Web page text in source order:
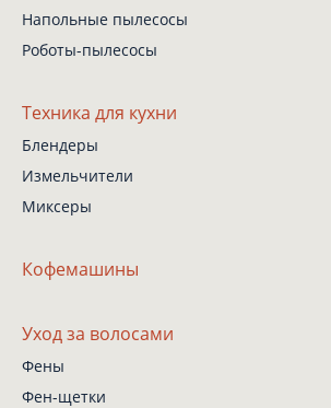
Напольные пылесосы
Роботы-пылесосы
Техника для кухни
Блендеры
Измельчители
Миксеры
Кофемашины
Уход за волосами
Фены
Фен-щетки